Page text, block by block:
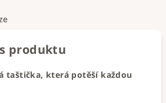
produktu
taštička, která potěší každou